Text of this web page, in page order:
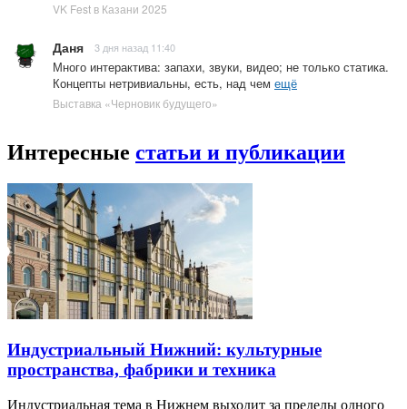
VK Fest в Казани 2025
Даня 3 дня назад 11:40
Много интерактива: запахи, звуки, видео; не только статика.
Концепты нетривиальны, есть, над чем ещё
Выставка «Черновик будущего»
Интересные статьи и публикации
Индустриальный Нижний: культурные
пространства, фабрики и техника
Индустриальная тема в Нижнем выходит за пределы одного